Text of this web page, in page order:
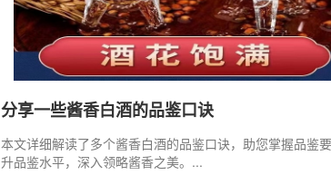
分享一些酱香白酒的品鉴口诀
本文详细解读了多个酱香白酒的品鉴口诀，助您掌握品鉴
升品鉴水平，深入领略酱香之美。...